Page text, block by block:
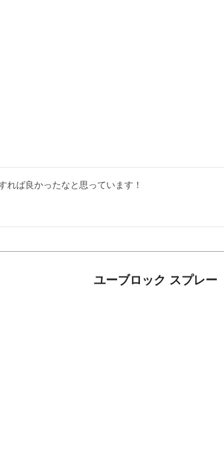
れば良かったなと思っています！
ユーブロック スプレー